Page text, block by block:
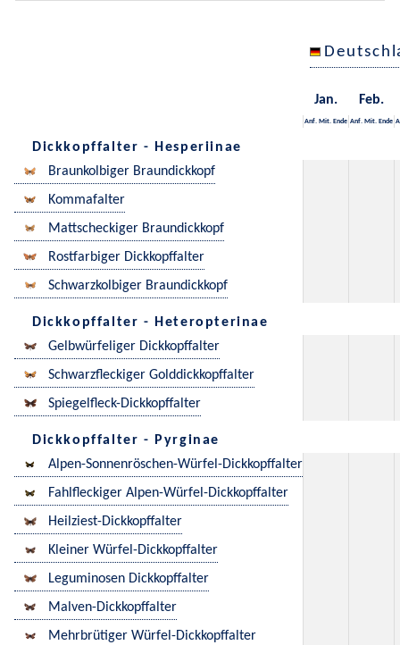
Jan. Feb.
Anf. Mit. Ende Anf. Mit. Ende
Dickkopffalter - Hesperiinae
Braunkolbiger Braundickkopf
Kommafalter
Mattscheckiger Braundickkopf
Rostfarbiger Dickkopffalter
Schwarzkolbiger Braundickkopf
Dickkopffalter - Heteropterinae
Gelbwürfeliger Dickkopffalter
Schwarzfleckiger Golddickkopffalter
Spiegelfleck-Dickkopffalter
Dickkopffalter - Pyrginae
Alpen-Sonnenröschen-Würfel-Dickkopffalter
Fahlfleckiger Alpen-Würfel-Dickkopffalter
Heilziest-Dickkopffalter
Kleiner Würfel-Dickkopffalter
Leguminosen Dickkopffalter
Malven-Dickkopffalter
Mehrbrütiger Würfel-Dickkopffalter